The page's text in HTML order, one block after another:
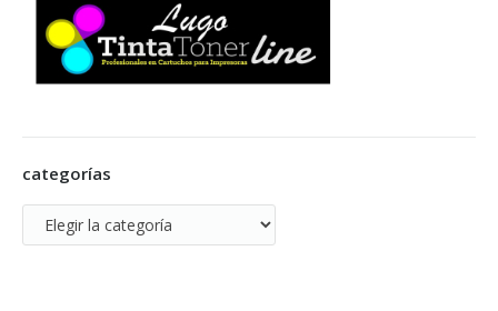
categorías
categorías